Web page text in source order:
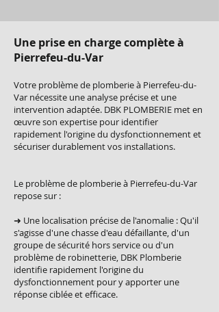
Une prise en charge complète à
Pierrefeu-du-Var
Votre problème de plomberie à Pierrefeu-du-
Var nécessite une analyse précise et une
intervention adaptée. DBK PLOMBERIE met en
œuvre son expertise pour identifier
rapidement l'origine du dysfonctionnement et
sécuriser durablement vos installations.
Le problème de plomberie à Pierrefeu-du-Var
repose sur :
➜ Une localisation précise de l'anomalie : Qu'il
s'agisse d'une chasse d'eau défaillante, d'un
groupe de sécurité hors service ou d'un
problème de robinetterie, DBK Plomberie
identifie rapidement l'origine du
dysfonctionnement pour y apporter une
réponse ciblée et efficace.